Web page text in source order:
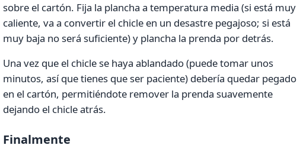
sobre el cartón. Fija la plancha a temperatura media (si está muy
caliente, va a convertir el chicle en un desastre pegajoso; si está
muy baja no será suficiente) y plancha la prenda por detrás.
Una vez que el chicle se haya ablandado (puede tomar unos
minutos, así que tienes que ser paciente) debería quedar pegado
en el cartón, permitiéndote remover la prenda suavemente
dejando el chicle atrás.
Finalmente